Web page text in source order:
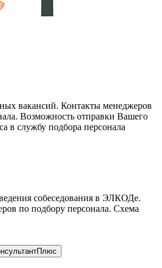
вакансий. Контакты менеджеров
Возможность отправки Вашего
в службу подбора персонала
собеседования в ЭЛКОДе.
по подбору персонала. Схема